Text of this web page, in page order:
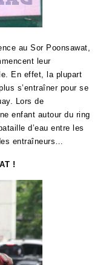
au Sor Poonsawat,
leur
En effet, la plupart
s’entraîner pour se
Lors de
enfant autour du ring
d’eau entre les
entraîneurs…
!